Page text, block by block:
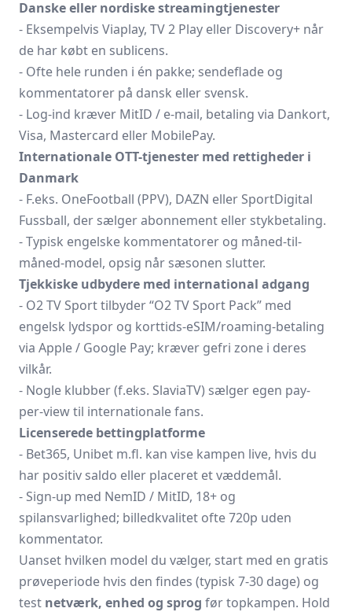
Danske eller nordiske streamingtjenester
- Eksempelvis Viaplay, TV 2 Play eller Discovery+ når
de har købt en sublicens.
- Ofte hele runden i én pakke; sendeflade og
kommentatorer på dansk eller svensk.
- Log-ind kræver MitID / e-mail, betaling via Dankort,
Visa, Mastercard eller MobilePay.
Internationale OTT-tjenester med rettigheder i
Danmark
- F.eks. OneFootball (PPV), DAZN eller SportDigital
Fussball, der sælger abonnement eller styk­betaling.
- Typisk engelske kommentatorer og måned-til-
måned-model, opsig når sæsonen slutter.
Tjekkiske udbydere med international adgang
- O2 TV Sport tilbyder “O2 TV Sport Pack” med
engelsk lydspor og korttids-eSIM/roaming-betaling
via Apple / Google Pay; kræver ge­fri zone i deres
vilkår.
- Nogle klubber (f.eks. SlaviaTV) sælger egen pay-
per-view til internationale fans.
Licenserede bettingplatforme
- Bet365, Unibet m.fl. kan vise kampen live, hvis du
har positiv saldo eller placeret et væddemål.
- Sign-up med NemID / MitID, 18+ og
spilansvarlighed; billedkvalitet ofte 720p uden
kommentator.
Uanset hvilken model du vælger, start med en gratis
prøveperiode hvis den findes (typisk 7-30 dage) og
test netværk, enhed og sprog før topkampen. Hold